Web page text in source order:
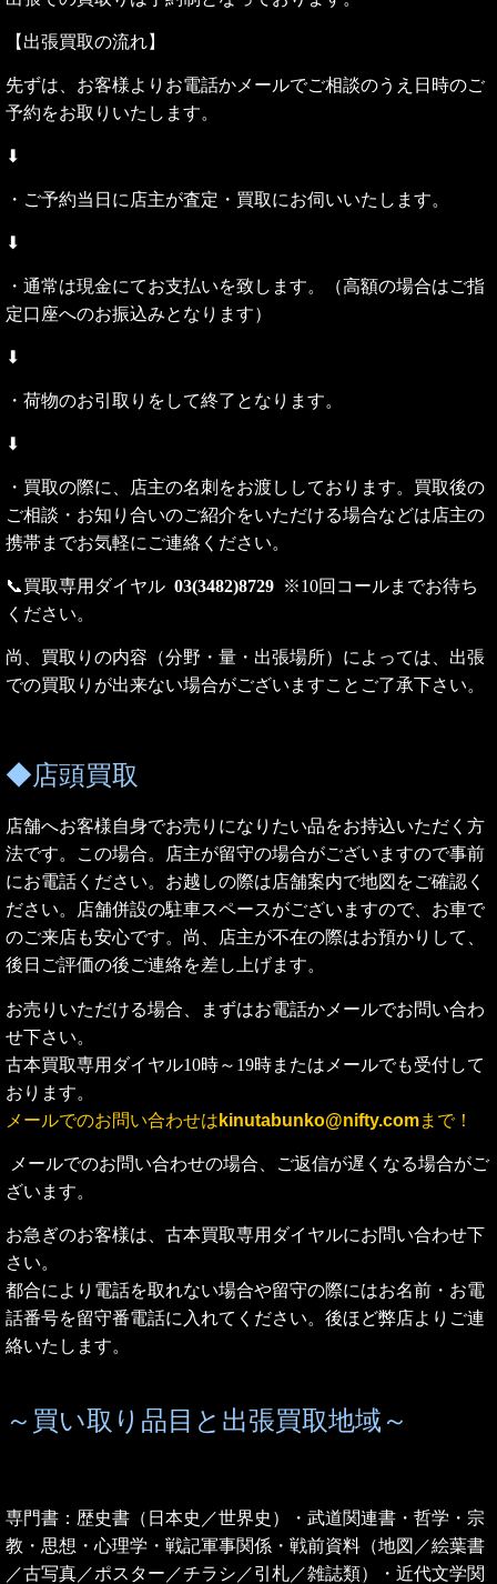
【 出張買取の流れ】
先ずは、お客様よりお電話かメールでご相談のうえ日時のご
予約をお取りいたします。
⬇︎
・ご予約当日に店主が査定・買取にお伺いいたします。
⬇︎
・通常は現金にてお支払いを致します。（高額の場合はご指
定口座へのお振込みとなります）
⬇︎
・荷物のお引取りをして終了となります。
⬇︎
・買取の際に、店主の名刺をお渡ししております。買取後の
ご相談・お知り合いのご紹介をいただける場合などは店主の
携帯までお気軽にご連絡ください。
📞買取専用ダイヤル 03(3482)8729 ※10回コールまでお待ち
ください。
尚、買取りの内容（分野・量・出張場所）によっては、出張
での買取りが出来ない場合がございますことご了承下さい。
◆店頭買取
店舗へお客様自身でお売りになりたい品をお持込いただく方
法です。この場合。店主が留守の場合がございますので事前
にお電話ください。お越しの際は店舗案内で地図をご確認く
ださい。店舗併設の駐車スペースがございますので、お車で
のご来店も安心です。尚、店主が不在の際はお預かりして、
後日ご評価の後ご連絡を差し上げます。
お売りいただける場合、まずはお電話かメールでお問い合わ
せ下さい。
古本買取専用ダイヤル10時～19時またはメールでも受付して
おります。
メールでのお問い合わせは kinutabunko@nifty.comまで！
メールでのお問い合わせの場合、ご返信が遅くなる場合がご
ざいます。
お急ぎのお客様は、古本買取専用ダイヤルにお問い合わせ下
さい。
都合により電話を取れない場合や留守の際にはお名前・お電
話番号を留守番電話に入れてください。後ほど弊店よりご連
絡いたします。
～買い取り品目と出張買取地域～
専門書：歴史書（日本史／世界史）・武道関連書・哲学・宗
教・思想・心理学・戦記軍事関係・戦前資料（地図／絵葉書
／古写真／ポスター／チラシ／引札／雑誌類）・近代文学関